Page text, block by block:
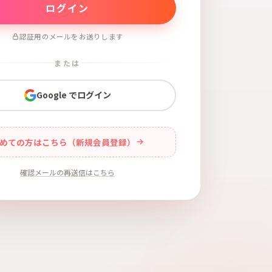
認証用のメールをお送りします
または
Google でログイン
ての方はこちら（新規会員登録）
確認メールの再送信はこちら